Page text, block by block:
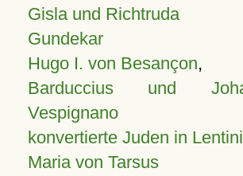
Gisla und Richtruda
Gundekar
Hugo I. von Besançon,
Barduccius und
Vespignano
konvertierte Juden in Lentini
Maria von Tarsus